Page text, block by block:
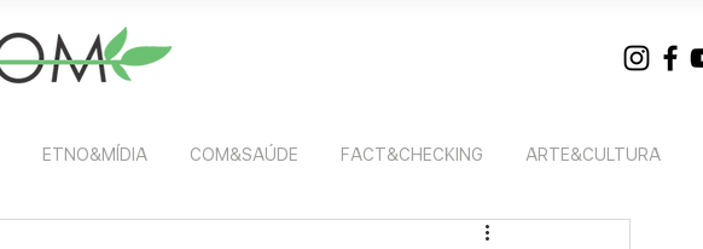
ETNO&MÍDIA COM&SAÚDE FACT&CHECKING ARTE&CULTURA